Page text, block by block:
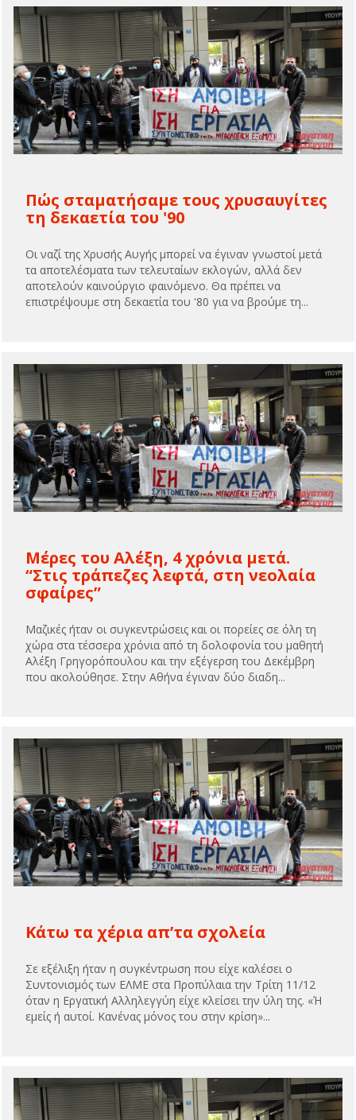
Πώς σταματήσαμε τους χρυσαυγίτες
τη δεκαετία του '90
Οι ναζί της Χρυσής Αυγής μπορεί να έγιναν γνωστοί μετά
τα αποτελέσματα των τελευταίων εκλογών, αλλά δεν
αποτελούν καινούργιο φαινόμενο. Θα πρέπει να
επιστρέψουμε στη δεκαετία του '80 για να βρούμε τη...
Μέρες του Αλέξη, 4 χρόνια μετά.
“Στις τράπεζες λεφτά, στη νεολαία
σφαίρες”
Μαζικές ήταν οι συγκεντρώσεις και οι πορείες σε όλη τη
χώρα στα τέσσερα χρόνια από τη δολοφονία του μαθητή
Αλέξη Γρηγορόπουλου και την εξέγερση του Δεκέμβρη
που ακολούθησε. Στην Αθήνα έγιναν δύο διαδη...
Κάτω τα χέρια απ’τα σχολεία
Σε εξέλιξη ήταν η συγκέντρωση που είχε καλέσει ο
Συντονισμός των ΕΛΜΕ στα Προπύλαια την Τρίτη 11/12
όταν η Εργατική Αλληλεγγύη είχε κλείσει την ύλη της. «Ή
εμείς ή αυτοί. Κανένας μόνος του στην κρίση»...